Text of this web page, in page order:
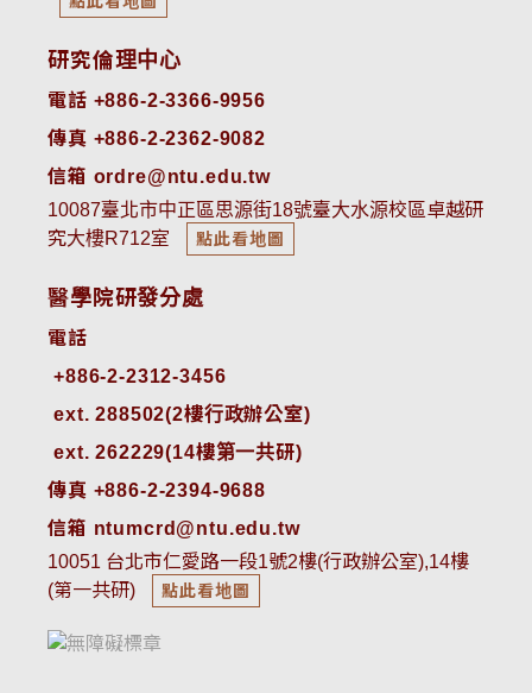
研究倫理中心
電話 +886-2-3366-9956
傳真 +886-2-2362-9082
信箱 ordre@ntu.edu.tw
10087臺北市中正區思源街18號臺大水源校區卓越研
究大樓R712室
點此看地圖
醫學院研發分處
電話
ext. 288502(2樓行政辦公室)
ext. 262229(14樓第一共研)
傳真 +886-2-2394-9688
信箱 ntumcrd@ntu.edu.tw
10051 台北市仁愛路一段1號2樓(行政辦公室),14樓
(第一共研)
點此看地圖